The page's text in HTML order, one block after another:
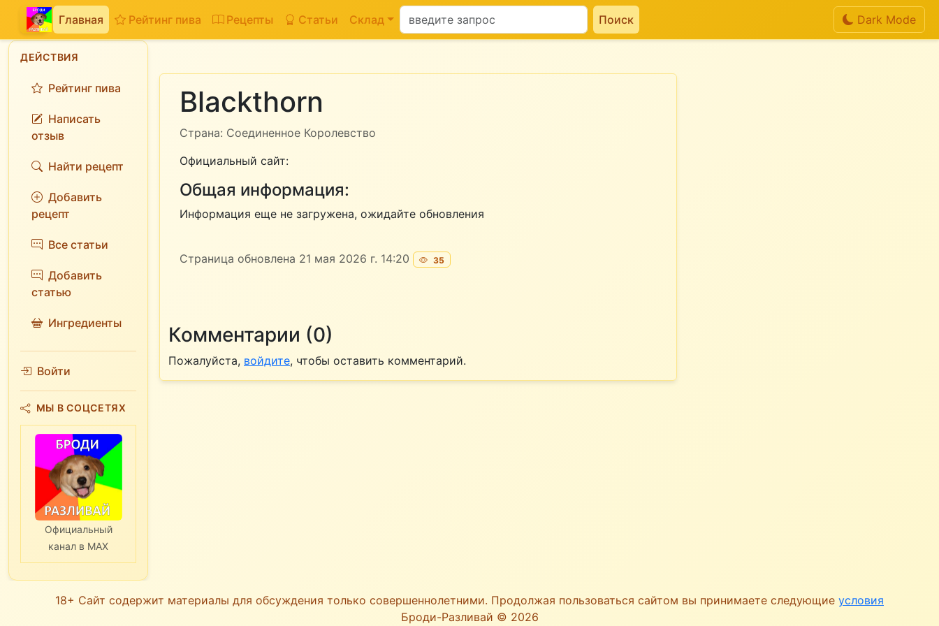
Главная Рейтинг пива Рецепты Статьи Склад Поиск Dark Mode
ДЕЙСТВИЯ
Рейтинг пива
Написать
отзыв
Найти рецепт
Добавить
рецепт
Все статьи
Добавить
статью
Ингредиенты
Войти
МЫ В СОЦСЕТЯХ
Официальный
канал в MAX
Blackthorn
Страна: Соединенное Королевство
Официальный сайт:
Общая информация:
Информация еще не загружена, ожидайте обновления
Страница обновлена 21 мая 2026 г. 14:20 35
Комментарии (0)
Пожалуйста, войдите, чтобы оставить комментарий.
18+ Сайт содержит материалы для обсуждения только совершеннолетними. Продолжая пользоваться сайтом вы принимаете следующие условия
Броди-Разливай © 2026